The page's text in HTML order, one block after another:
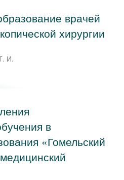
врачей
хирургии
И.
в
«Гомельский